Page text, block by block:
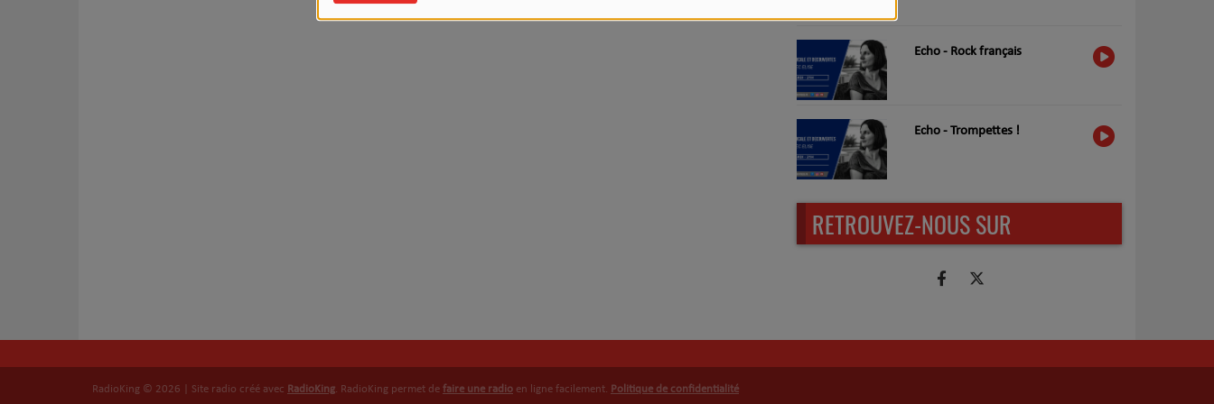
Echo - Rock français
Echo - Trompettes !
RETROUVEZ-NOUS SUR
RadioKing © 2026 | Site radio créé avec RadioKing. RadioKing permet de faire une radio en ligne facilement. Politique de confidentialité